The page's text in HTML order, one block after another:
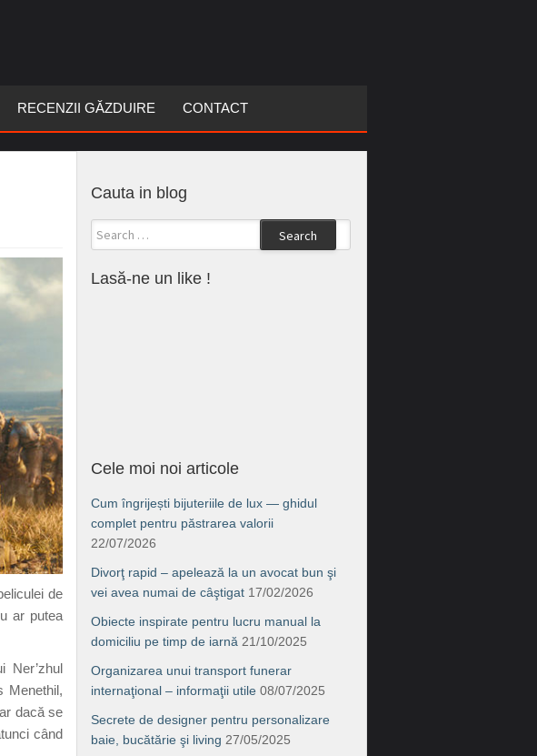
RECENZII GĂZDUIRE CONTACT
de
ar putea
Ner’zhul
Menethil,
dacă se
când
Cauta in blog
Search
Lasă-ne un like !
Cele moi noi articole
Cum îngrijești bijuteriile de lux — ghidul
complet pentru păstrarea valorii
22/07/2026
Divorţ rapid – apelează la un avocat bun şi
vei avea numai de câştigat 17/02/2026
Obiecte inspirate pentru lucru manual la
domiciliu pe timp de iarnă 21/10/2025
Organizarea unui transport funerar
internaţional – informaţii utile 08/07/2025
Secrete de designer pentru personalizare
baie, bucătărie şi living 27/05/2025